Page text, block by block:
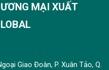
MẠI XUẤT
Giao Đoàn, P. Xuân Tảo, Q.